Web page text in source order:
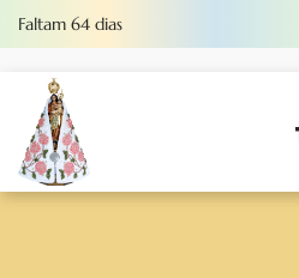
Faltam 64 dias